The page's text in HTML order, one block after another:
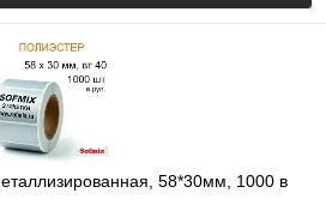
58*30мм, 1000 в